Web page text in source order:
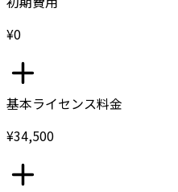
¥0
基本ライセンス料金
¥34,500